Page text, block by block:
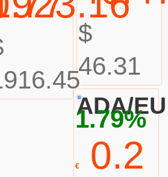
$
46.31
ADA/
1.79%
€ 0.2